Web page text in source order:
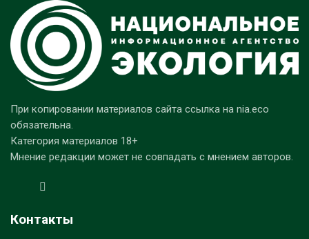
При копировании материалов сайта ссылка на nia.eco
обязательна.
Категория материалов 18+
Мнение редакции может не совпадать с мнением авторов.
Контакты